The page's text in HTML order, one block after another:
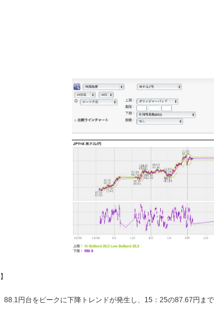
88.1円台をピークに下降トレンドが発生し、15：25の87.67円ま